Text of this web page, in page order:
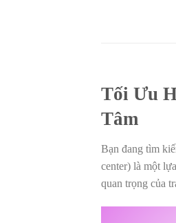
Tối Ưu
Tâm
Bạn đang tìm
center) là một
quan trọng của